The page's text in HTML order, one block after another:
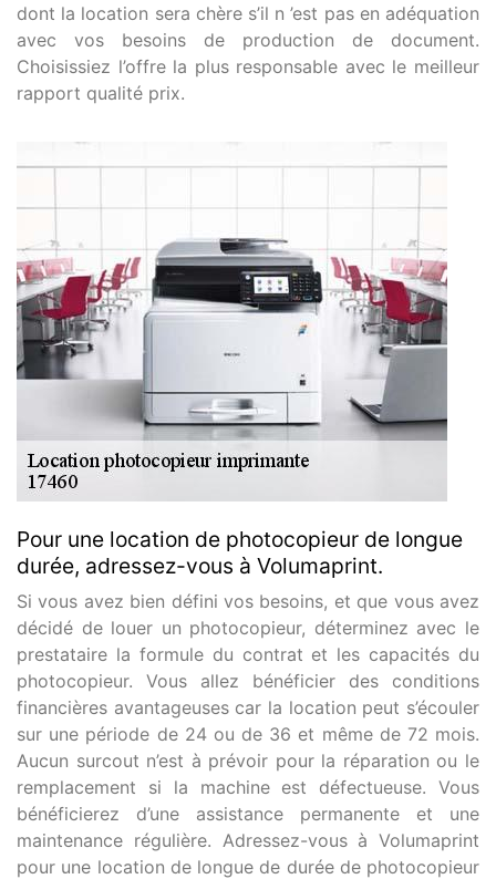
dont la location sera chère s’il n ’est pas en adéquation
avec vos besoins de production de document.
Choisissiez l’offre la plus responsable avec le meilleur
rapport qualité prix.
Pour une location de photocopieur de longue
durée, adressez-vous à Volumaprint.
Si vous avez bien défini vos besoins, et que vous avez
décidé de louer un photocopieur, déterminez avec le
prestataire la formule du contrat et les capacités du
photocopieur. Vous allez bénéficier des conditions
financières avantageuses car la location peut s’écouler
sur une période de 24 ou de 36 et même de 72 mois.
Aucun surcout n’est à prévoir pour la réparation ou le
remplacement si la machine est défectueuse. Vous
bénéficierez d’une assistance permanente et une
maintenance régulière. Adressez-vous à Volumaprint
pour une location de longue de durée de photocopieur